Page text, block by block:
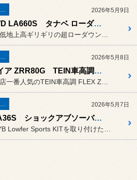
足回り・アライメント 2026年5月9日
タント4WD LA660S タナベ ローダウンスプリング装着します！
足回り・アライメント 2026年5月8日
エスクァイア ZRR80G TEIN車高調取り付けます！
足回り・アライメント 2026年5月7日
アルト HA36S ショックアブソーバー交換します！